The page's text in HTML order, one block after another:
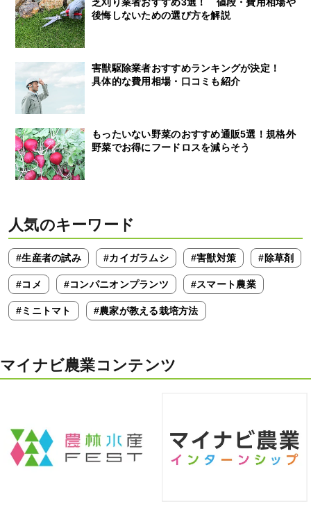
芝刈り業者おすすめ3選！ 値段・費用相場や
後悔しないための選び方を解説
害獣駆除業者おすすめランキングが決定！
具体的な費用相場・口コミも紹介
もったいない野菜のおすすめ通販5選！規格外
野菜でお得にフードロスを減らそう
人気のキーワード
#生産者の試み #カイガラムシ #害獣対策 #除草剤
#コメ #コンパニオンプランツ #スマート農業
#ミニトマト #農家が教える栽培方法
マイナビ農業コンテンツ